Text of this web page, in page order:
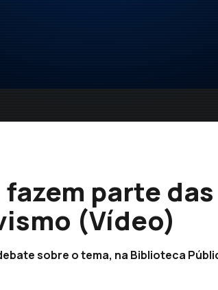
parte
(Vídeo)
sobre o tema, na Biblioteca